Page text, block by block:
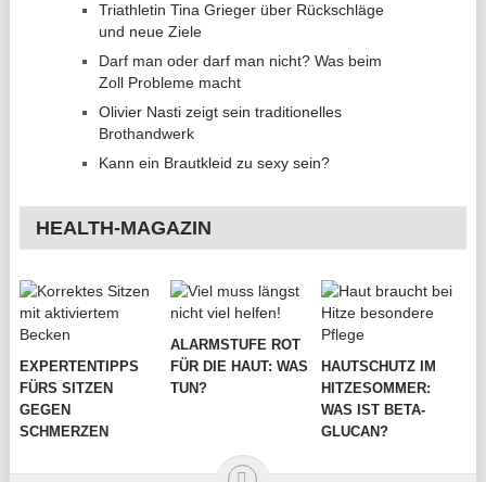
Triathletin Tina Grieger über Rückschläge
und neue Ziele
Darf man oder darf man nicht? Was beim
Zoll Probleme macht
Olivier Nasti zeigt sein traditionelles
Brothandwerk
Kann ein Brautkleid zu sexy sein?
HEALTH-MAGAZIN
EXPERTENTIPPS
FÜRS SITZEN
GEGEN
SCHMERZEN
ALARMSTUFE ROT
FÜR DIE HAUT: WAS
TUN?
HAUTSCHUTZ IM
HITZESOMMER:
WAS IST BETA-
GLUCAN?